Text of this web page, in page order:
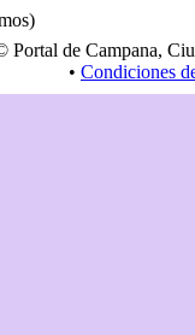
Portal de Campana,
• Condiciones